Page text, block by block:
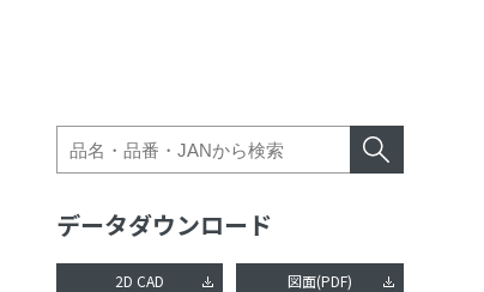
データダウンロード
2D CAD 図面(PDF)